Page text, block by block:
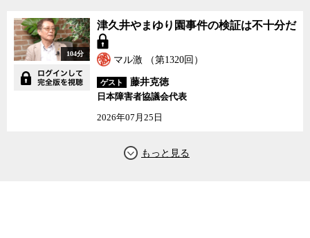
104分
津久井やまゆり園事件の検証は不十分だ
マル激 （第1320回）
ゲスト
藤井克徳
日本障害者協議会代表
2026年07月25日